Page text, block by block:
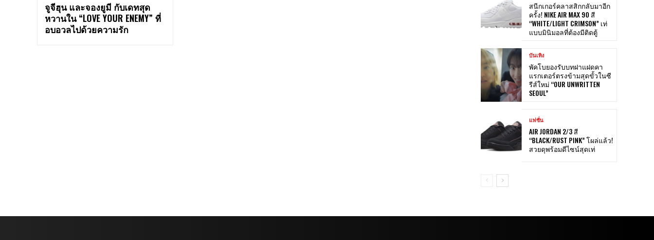
จูจีฮุน และจองยูมี กับเดทสุด
หวานใน “LOVE YOUR ENEMY” ที่
อบอวลไปด้วยความรัก
สนีกเกอร์คลาสสิกกลับมาอีก
ครั้ง! NIKE AIR MAX 90 สี
“WHITE/LIGHT CRIMSON” เท่
แบบมินิมอลที่ต้องมีติดตู้
บันเทิง
พัคโบยองรับบทฝาแฝดคา
แรกเตอร์ตรงข้ามสุดขั้วในซี
รีส์ใหม่ “OUR UNWRITTEN
SEOUL”
แฟชั่น
AIR JORDAN 2/3 สี
“BLACK/RUST PINK” โผล่แล้ว!
สวยดุพร้อมดีไซน์สุดเท่